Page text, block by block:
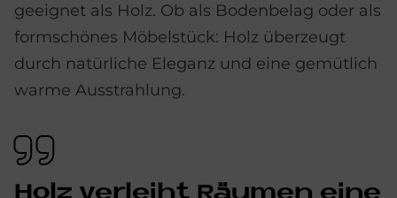
geeignet als Holz. Ob als Bodenbelag oder als
formschönes Möbelstück: Holz überzeugt
durch natürliche Eleganz und eine gemütlich
warme Ausstrahlung.
Holz ver­lei­ht Räu­men eine